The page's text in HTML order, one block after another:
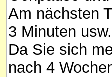
Am nächsten
3 Minuten usw.
Da Sie sich
nach 4